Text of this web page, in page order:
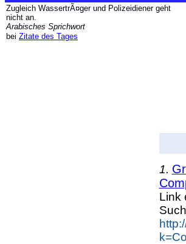
Zugleich WassertrÃ¤ger und Polizeidiener geht
nicht an.
Arabisches Sprichwort
bei Zitate des Tages
1.
Link